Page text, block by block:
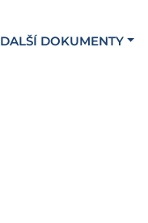
DALŠÍ DOKUMENTY